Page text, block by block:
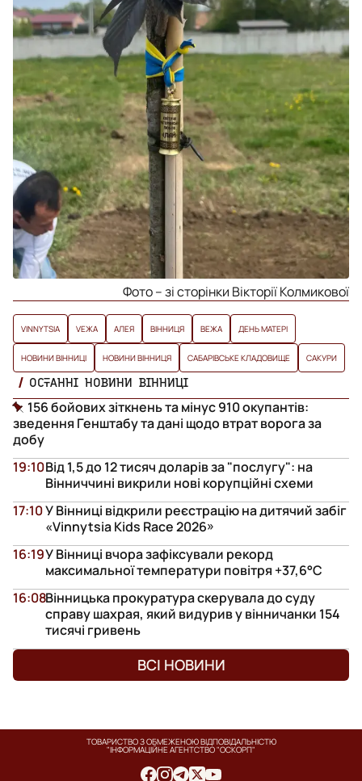
Фото – зі сторінки Вікторії Колмикової
VINNYTSIA VЕЖА АЛЕЯ ВІННИЦЯ ВЕЖА ДЕНЬ МАТЕРІ
НОВИНИ ВІННИЦІ НОВИНИ ВІННИЦЯ САБАРІВСЬКЕ КЛАДОВИЩЕ САКУРИ
ОСТАННІ НОВИНИ ВІННИЦІ
156 бойових зіткнень та мінус 910 окупантів:
зведення Генштабу та дані щодо втрат ворога за
добу
Від 1,5 до 12 тисяч доларів за "послугу": на
Вінниччині викрили нові корупційні схеми
19:10
У Вінниці відкрили реєстрацію на дитячий забіг
«Vinnytsia Kids Race 2026»
17:10
У Вінниці вчора зафіксували рекорд
максимальної температури повітря +37,6°С
16:19
Вінницька прокуратура скерувала до суду
справу шахрая, який видурив у вінничанки 154
тисячі гривень
16:08
ВСІ НОВИНИ
ТОВАРИСТВО З ОБМЕЖЕНОЮ ВІДПОВІДАЛЬНІСТЮ
"ІНФОРМАЦІЙНЕ АГЕНТСТВО "ОСКОРП"